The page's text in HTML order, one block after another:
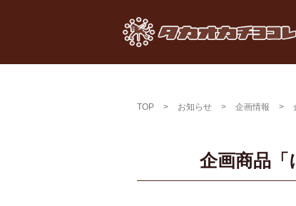
TOP > お知らせ > 企画情報 >
企画商品「